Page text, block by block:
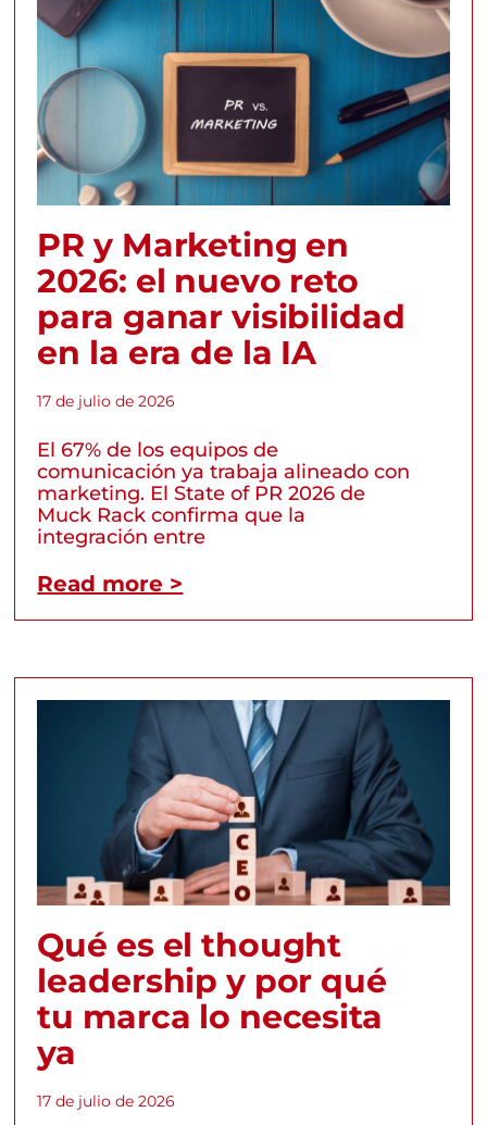
PR y Marketing en
2026: el nuevo reto
para ganar visibilidad
en la era de la IA
17 de julio de 2026
El 67% de los equipos de
comunicación ya trabaja alineado con
marketing. El State of PR 2026 de
Muck Rack confirma que la
integración entre
Read more >
Qué es el thought
leadership y por qué
tu marca lo necesita
ya
17 de julio de 2026